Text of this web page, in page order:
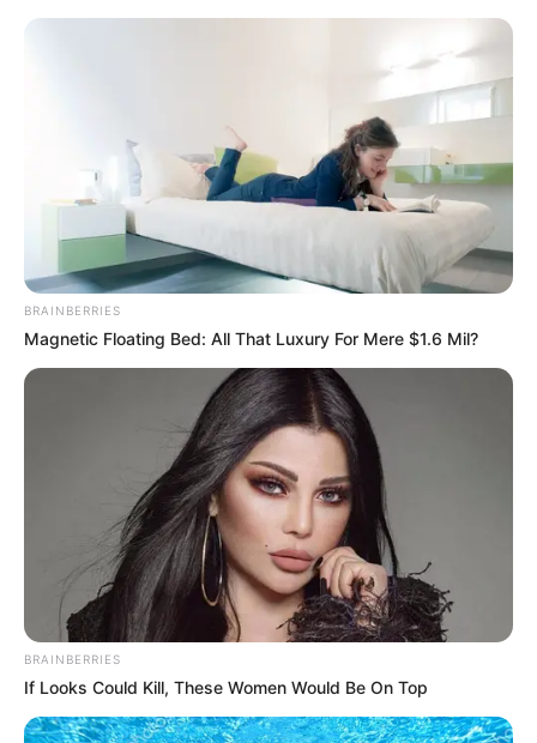
BRAINBERRIES
Magnetic Floating Bed: All That Luxury For Mere $1.6 Mil?
BRAINBERRIES
If Looks Could Kill, These Women Would Be On Top